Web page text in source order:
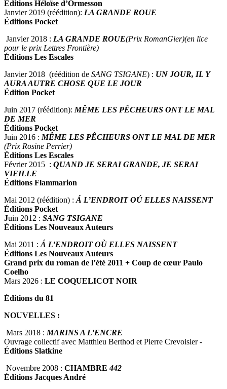
Éditions Héloïse d’Ormesson
Janvier 2019 (réédition): LA GRANDE ROUE
Éditions Pocket
Janvier 2018 : LA GRANDE ROUE(Prix RomanGier)(en lice
pour le prix Lettres Frontière)
Éditions Les Escales
Janvier 2018 (réédition de SANG TSIGANE) : UN JOUR, IL Y
AURA AUTRE CHOSE QUE LE JOUR
Édition Pocket
Juin 2017 (réédition): MÊME LES PÊCHEURS ONT LE MAL
DE MER
Éditions Pocket
Juin 2016 : MÊME LES PÊCHEURS ONT LE MAL DE MER
(Prix Rosine Perrier)
Éditions Les Escales
Février 2015 : QUAND JE SERAI GRANDE, JE SERAI
VIEILLE
Éditions Flammarion
Mai 2012 (réédition) : Á L’ENDROIT OÚ ELLES NAISSENT
Éditions Pocket
Juin 2012 : SANG TSIGANE
Éditions Les Nouveaux Auteurs
Mai 2011 : Á L’ENDROIT OÙ ELLES NAISSENT
Éditions Les Nouveaux Auteurs
Grand prix du roman de l’été 2011 + Coup de cœur Paulo
Coelho
Mars 2026 : LE COQUELICOT NOIR
Éditions du 81
NOUVELLES :
Mars 2018 : MARINS A L’ENCRE
Ouvrage collectif avec Matthieu Berthod et Pierre Crevoisier -
Éditions Slatkine
Novembre 2008 : CHAMBRE 442
Éditions Jacques André